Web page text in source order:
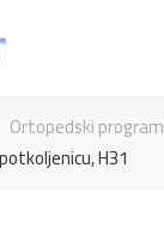
Ortopedski program
H31